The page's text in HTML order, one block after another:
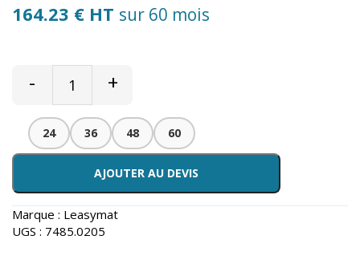
164.23 € HT sur 60 mois
- +
24 36 48 60
AJOUTER AU DEVIS
Marque : Leasymat
UGS : 7485.0205